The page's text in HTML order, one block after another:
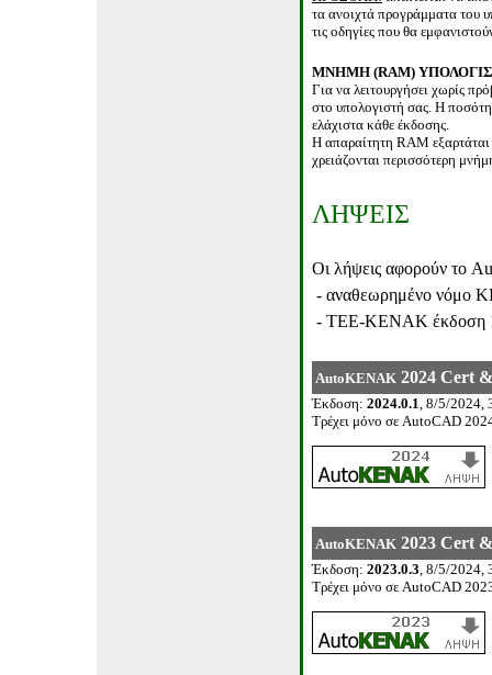
τα ανοιχτά προγράμματα του
τις οδηγίες που θα
ΜΝΗΜΗ (RAM)
Για να λειτουργήσει χωρίς
στο υπολογιστή σας. Η
ελάχιστα κάθε έκδοσης.
Η απαραίτητη RAM
χρειάζονται περισσότερη
ΛΗΨΕΙΣ
Οι λήψεις αφορούν το
- αναθεωρημένο νόμο
- ΤΕΕ-ΚΕΝΑΚ έκδοση
AutoKENAK 2024 Cert
Έκδοση: 2024.0.1, 8/5/2024,
Τρέχει μόνο σε AutoCAD
AutoKENAK 2023 Cert
Έκδοση: 2023.0.3, 8/5/2024,
Τρέχει μόνο σε AutoCAD 202